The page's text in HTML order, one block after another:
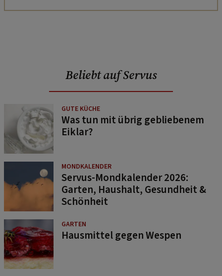
Beliebt auf Servus
GUTE KÜCHE
Was tun mit übrig gebliebenem
Eiklar?
MONDKALENDER
Servus-Mondkalender 2026:
Garten, Haushalt, Gesundheit &
Schönheit
GARTEN
Hausmittel gegen Wespen